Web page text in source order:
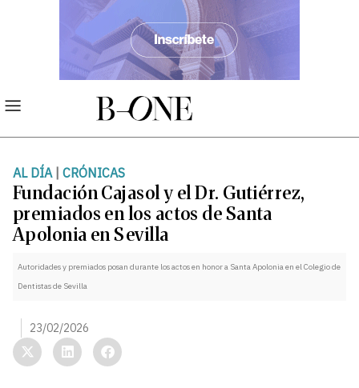
AL DÍA| CRÓNICAS
Fundación Cajasol y el Dr. Gutiérrez,
premiados en los actos de Santa
Apolonia en Sevilla
Autoridades y premiados posan durante los actos en honor a Santa Apolonia en el Colegio de
Dentistas de Sevilla
23/02/2026